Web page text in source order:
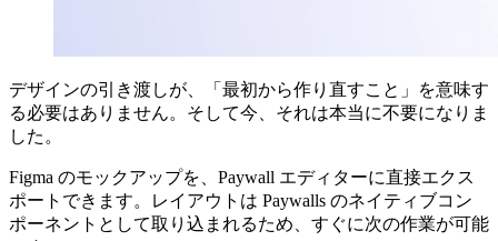
デザインの引き渡しが、「最初から作り直すこと」を意味す
る必要はありません。そして今、それは本当に不要になりま
した。
Figma のモックアップを、Paywall エディターに直接エクス
ポートできます。レイアウトは Paywalls のネイティブコン
ポーネントとして取り込まれるため、すぐに次の作業が可能